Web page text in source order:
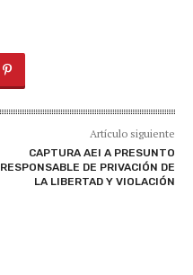
Artículo siguiente
CAPTURA AEI A PRESUNTO
RESPONSABLE DE PRIVACIÓN DE
LA LIBERTAD Y VIOLACIÓN